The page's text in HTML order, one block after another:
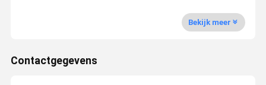
Bekijk meer
Contactgegevens